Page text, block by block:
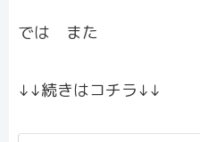
では また
↓↓続きはコチラ↓↓